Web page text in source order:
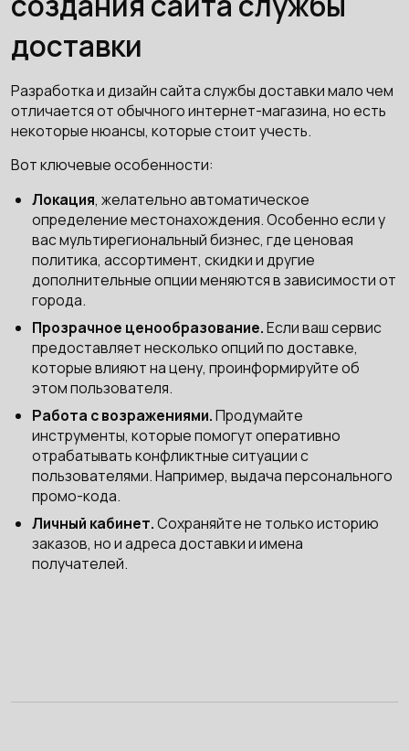
доставки
Разработка и дизайн сайта службы доставки мало чем
отличается от обычного интернет-магазина, но есть
некоторые нюансы, которые стоит учесть.
Вот ключевые особенности:
Локация, желательно автоматическое
определение местонахождения. Особенно если у
вас мультирегиональный бизнес, где ценовая
политика, ассортимент, скидки и другие
дополнительные опции меняются в зависимости от
города.
Прозрачное ценообразование.Если ваш сервис
предоставляет несколько опций по доставке,
которые влияют на цену, проинформируйте об
этом пользователя.
Работа с возражениями.Продумайте
инструменты, которые помогут оперативно
отрабатывать конфликтные ситуации с
пользователями. Например, выдача персонального
промо-кода.
Личный кабинет.Сохраняйте не только историю
заказов, но и адреса доставки и имена
получателей.